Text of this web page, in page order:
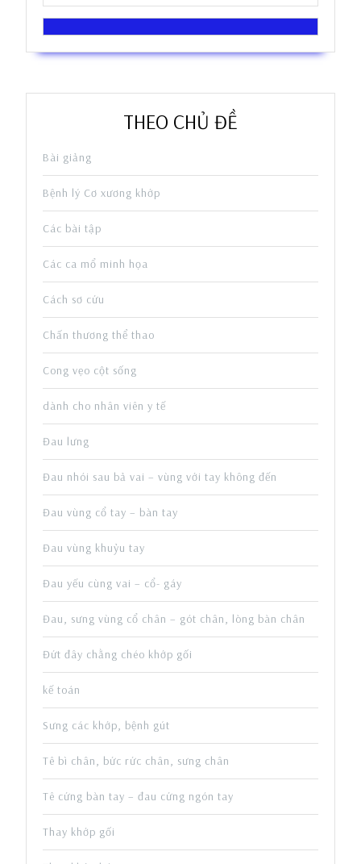
THEO CHỦ ĐỀ
Bài giảng
Bệnh lý Cơ xương khớp
Các bài tập
Các ca mổ minh họa
Cách sơ cứu
Chấn thương thể thao
Cong vẹo cột sống
dành cho nhân viên y tế
Đau lưng
Đau nhói sau bả vai – vùng với tay không đến
Đau vùng cổ tay – bàn tay
Đau vùng khuỷu tay
Đau yếu cùng vai – cổ- gáy
Đau, sưng vùng cổ chân – gót chân, lòng bàn chân
Đứt đây chằng chéo khớp gối
kế toán
Sưng các khớp, bệnh gút
Tê bì chân, bức rức chân, sưng chân
Tê cứng bàn tay – đau cứng ngón tay
Thay khớp gối